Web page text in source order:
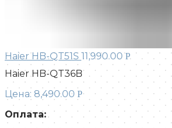
Haier HB-QT51S 11,990.00Р
Haier HB-QT36B
Цена: 8,490.00 Р
Оплата: